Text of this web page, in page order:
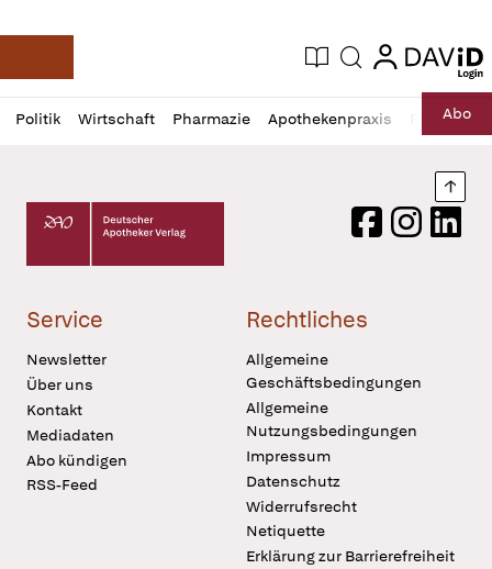
Deutsche Apotheker Zeitung
Aktuelle Ausgabe
Suche login
login
Politik Wirtschaft Pharmazie Apothekenpraxis RechtAbo
Profil
öffnen
Daz
Pur
Deutscher Apotheker Verlag Logo
FacebookInstagram
Service
Newsletter
Über uns
Kontakt
Mediadaten
Abo kündigen
RSS-Feed
Rechtliches
Allgemeine
Geschäftsbedingungen
Allgemeine
Nutzungsbedingungen
Impressum
Datenschutz
Widerrufsrecht
Netiquette
Erklärung zur Barrierefreiheit